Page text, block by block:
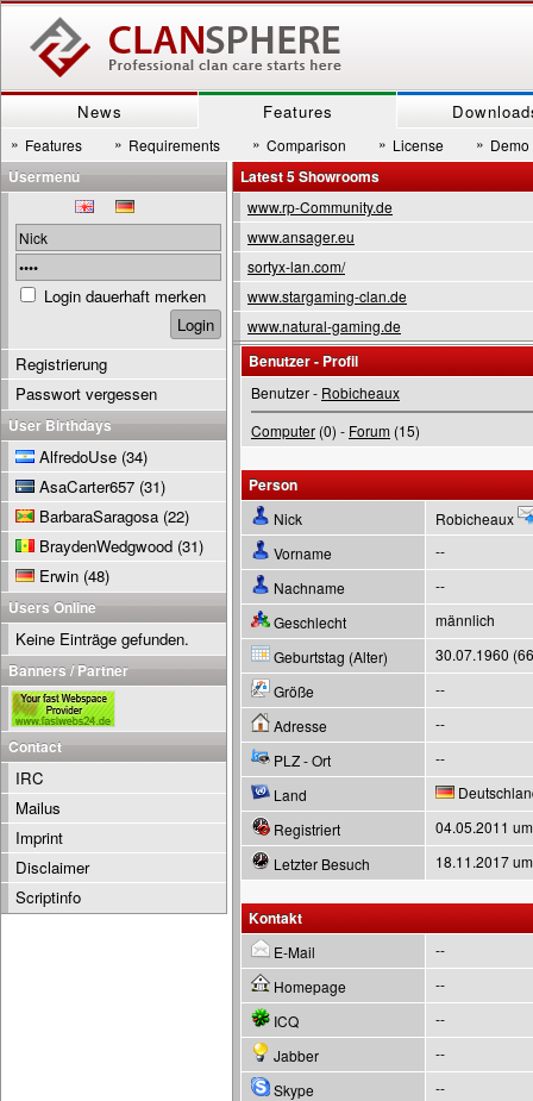
News Features
» Features » Requirements » Comparison » License » Demo
Latest 5 Showrooms
www.rp-Community.de
www.ansager.eu
sortyx-lan.com/
www.stargaming-clan.de
www.natural-gaming.de
Benutzer - Profil
Benutzer - Robicheaux
Computer (0) - Forum (15)
Person
Nick
Robicheaux
Vorname
--
Nachname
--
Geschlecht
männlich
Geburtstag (Alter)
30.07.1960
Größe
--
Adresse
--
PLZ - Ort
--
Land
Registriert
04.05.2011
Letzter Besuch
18.11.2017
Kontakt
E-Mail
--
Homepage
--
ICQ
--
Jabber
--
Skype
--
Usermenu
Login dauerhaft merken
Registrierung
Passwort vergessen
User Birthdays
AlfredoUse (34)
AsaCarter657 (31)
BarbaraSaragosa (22)
BraydenWedgwood (31)
Erwin (48)
Users Online
Keine Einträge gefunden.
Banners / Partner
Contact
IRC
Mailus
Imprint
Disclaimer
Scriptinfo